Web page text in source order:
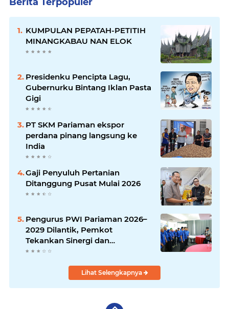
KUMPULAN PEPATAH-PETITIH
MINANGKABAU NAN ELOK
Presidenku Pencipta Lagu,
Gubernurku Bintang Iklan Pasta
Gigi
PT SKM Pariaman ekspor
perdana pinang langsung ke
India
Gaji Penyuluh Pertanian
Ditanggung Pusat Mulai 2026
Pengurus PWI Pariaman 2026–
2029 Dilantik, Pemkot
Tekankan Sinergi dan
Profesionalisme Pers
Lihat Selengkapnya